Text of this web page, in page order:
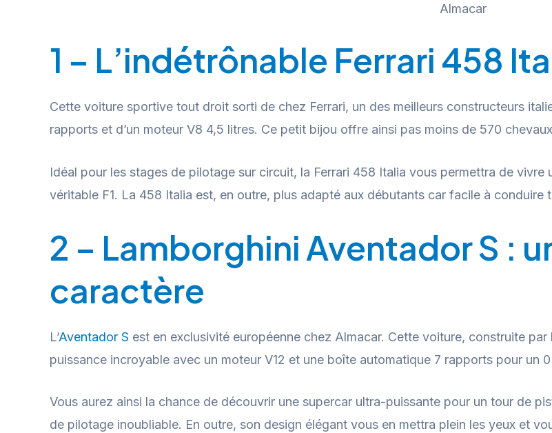
Almacar
1 – L’indétrônable Ferrari 458
Cette voiture sportive tout droit sorti de chez Ferrari, un des meilleurs constructeurs
rapports et d’un moteur V8 4,5 litres. Ce petit bijou offre ainsi pas moins de 570
Idéal pour les stages de pilotage sur circuit, la Ferrari 458 Italia vous permettra de vivre
véritable F1. La 458 Italia est, en outre, plus adapté aux débutants car facile à
2 – Lamborghini Aventador S :
caractère
L’Aventador S est en exclusivité européenne chez Almacar. Cette voiture, construite
puissance incroyable avec un moteur V12 et une boîte automatique 7 rapports pour un
Vous aurez ainsi la chance de découvrir une supercar ultra-puissante pour un tour de
de pilotage inoubliable. En outre, son design élégant vous en mettra plein les yeux et